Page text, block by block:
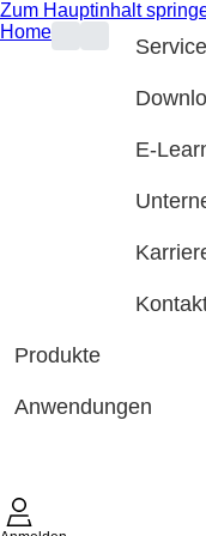
Zum Hauptinhalt
Home
Service
E-
Produkte
Anwendungen